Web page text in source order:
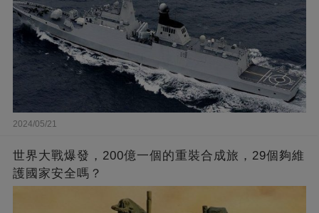
2024/05/21
世界大戰爆發，200億一個的重裝合成旅，29個夠維
護國家安全嗎？